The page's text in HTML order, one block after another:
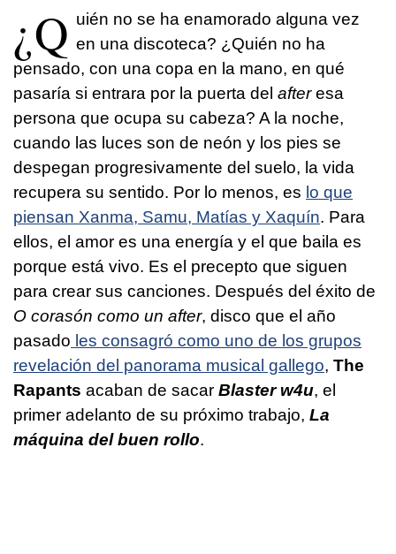
¿Q uién no se ha enamorado alguna vez
en una discoteca? ¿Quién no ha
pensado, con una copa en la mano, en qué
pasaría si entrara por la puerta del afteresa
persona que ocupa su cabeza? A la noche,
cuando las luces son de neón y los pies se
despegan progresivamente del suelo, la vida
recupera su sentido. Por lo menos, es lo que
piensan Xanma, Samu, Matías y Xaquín. Para
ellos, el amor es una energía y el que baila es
porque está vivo. Es el precepto que siguen
para crear sus canciones. Después del éxito de
O corasón como un after, disco que el año
pasado les consagró como uno de los grupos
revelación del panorama musical gallego, The
Rapants acaban de sacar Blaster w4u, el
primer adelanto de su próximo trabajo, La
máquina del buen rollo.